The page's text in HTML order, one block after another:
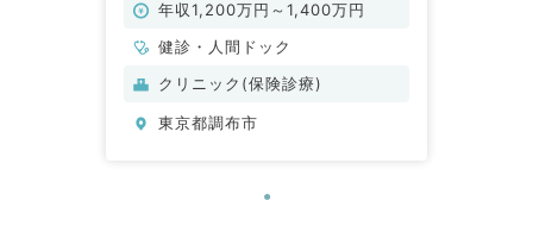
年収1,200万円～1,400万円
健診・人間ドック
クリニック(保険診療)
東京都調布市